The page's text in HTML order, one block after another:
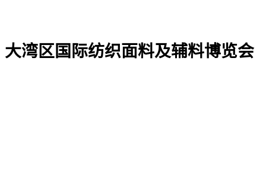
大湾区国际纺织面料及辅料博览会